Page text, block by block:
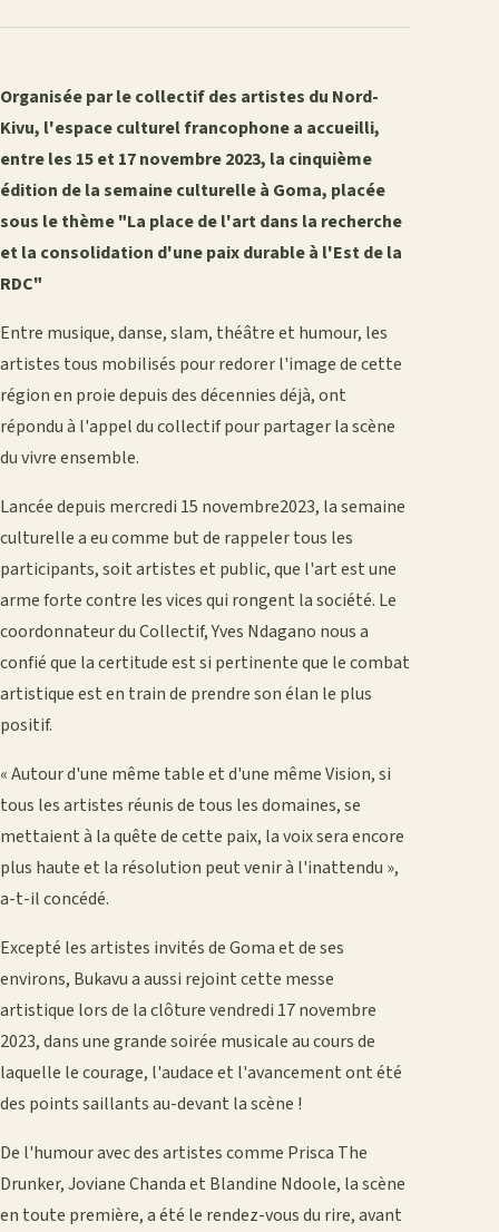
Organisée par le collectif des artistes du Nord-
Kivu, l'espace culturel francophone a accueilli,
entre les 15 et 17 novembre 2023, la cinquième
édition de la semaine culturelle à Goma, placée
sous le thème "La place de l'art dans la recherche
et la consolidation d'une paix durable à l'Est de la
RDC"
Entre musique, danse, slam, théâtre et humour, les
artistes tous mobilisés pour redorer l'image de cette
région en proie depuis des décennies déjà, ont
répondu à l'appel du collectif pour partager la scène
du vivre ensemble.
Lancée depuis mercredi 15 novembre2023, la semaine
culturelle a eu comme but de rappeler tous les
participants, soit artistes et public, que l'art est une
arme forte contre les vices qui rongent la société. Le
coordonnateur du Collectif, Yves Ndagano nous a
confié que la certitude est si pertinente que le combat
artistique est en train de prendre son élan le plus
positif.
« Autour d'une même table et d'une même Vision, si
tous les artistes réunis de tous les domaines, se
mettaient à la quête de cette paix, la voix sera encore
plus haute et la résolution peut venir à l'inattendu »,
a-t-il concédé.
Excepté les artistes invités de Goma et de ses
environs, Bukavu a aussi rejoint cette messe
artistique lors de la clôture vendredi 17 novembre
2023, dans une grande soirée musicale au cours de
laquelle le courage, l'audace et l'avancement ont été
des points saillants au-devant la scène !
De l'humour avec des artistes comme Prisca The
Drunker, Joviane Chanda et Blandine Ndoole, la scène
en toute première, a été le rendez-vous du rire, avant